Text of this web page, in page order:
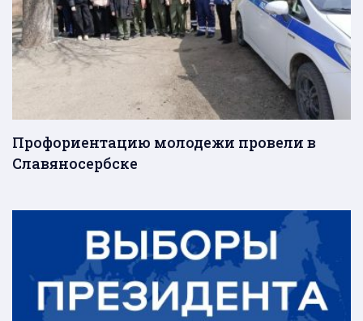
Профориентацию молодежи провели в
Славяносербске